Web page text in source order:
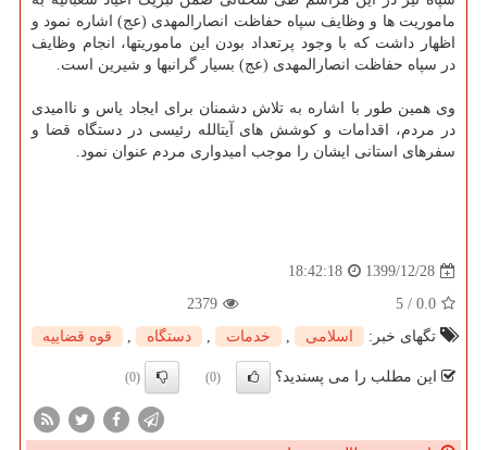
ماموریت ها و وظایف سپاه حفاظت انصارالمهدی (عج) اشاره نمود و
اظهار داشت که با وجود پرتعداد بودن این ماموریت‎ها، انجام وظایف
در سپاه حفاظت انصارالمهدی (عج) بسیار گرانبها و شیرین است.
وی همین طور با اشاره به تلاش دشمنان برای ایجاد یاس و ناامیدی
در مردم، اقدامات و کوشش های آیت‎الله رئیسی در دستگاه قضا و
سفرهای استانی ایشان را موجب امیدواری مردم عنوان نمود.
1399/12/28
18:42:18
0.0
/
5
2379
تگهای خبر:
اسلامی , خدمات , دستگاه , قوه قضاییه
این مطلب را می پسندید؟ (0)
(0)